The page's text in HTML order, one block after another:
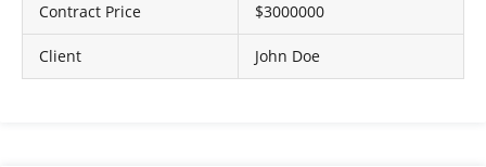
Contract Price $3000000
Client John Doe